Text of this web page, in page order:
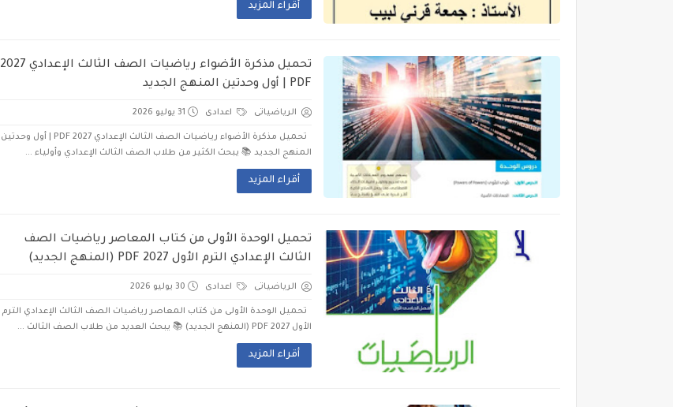
أقراء المزيد
تحميل مذكرة الأضواء رياضيات الصف الثالث الإعدادي 2027
PDF | أول وحدتين المنهج الجديد
الرياضياتى اعدادى 31 يوليو 2026
تحميل مذكرة الأضواء رياضيات الصف الثالث الإعدادي 2027 PDF | أول وحدتين
المنهج الجديد 📚 يبحث الكثير من طلاب الصف الثالث الإعدادي وأولياء ...
أقراء المزيد
تحميل الوحدة الأولى من كتاب المعاصر رياضيات الصف
الثالث الإعدادي الترم الأول 2027 PDF (المنهج الجديد)
الرياضياتى اعدادى 30 يوليو 2026
تحميل الوحدة الأولى من كتاب المعاصر رياضيات الصف الثالث الإعدادي الترم
الأول 2027 PDF (المنهج الجديد) 📚 يبحث العديد من طلاب الصف الثالث ...
أقراء المزيد